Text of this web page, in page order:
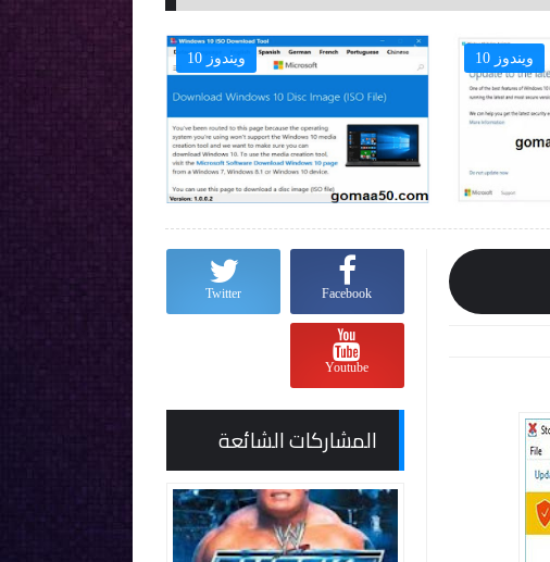
ويندوز 10 ويندوز 10
Facebook
Twitter
Youtube
المشاركات الشائعة